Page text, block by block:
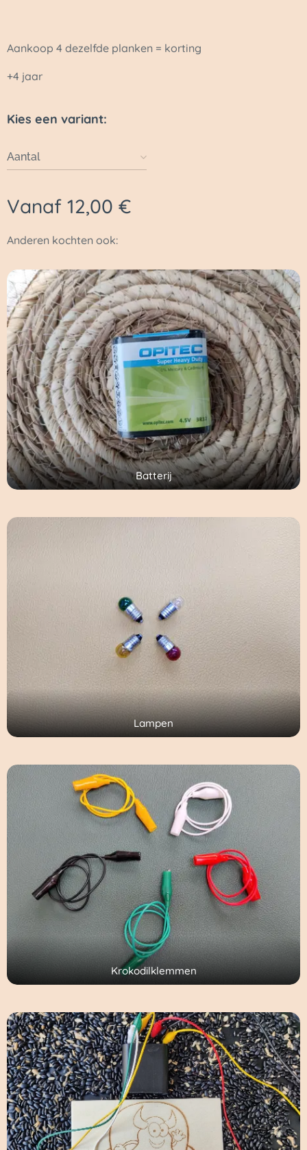
Aankoop 4 dezelfde planken = korting
+4 jaar
Kies een variant:
Aantal
Vanaf 12,00 €
Anderen kochten ook:
Batterij
Lampen
Krokodilklemmen